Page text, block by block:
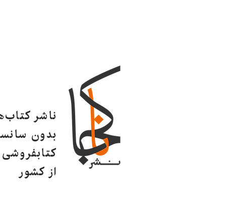
ناشر
بدون
از کشور